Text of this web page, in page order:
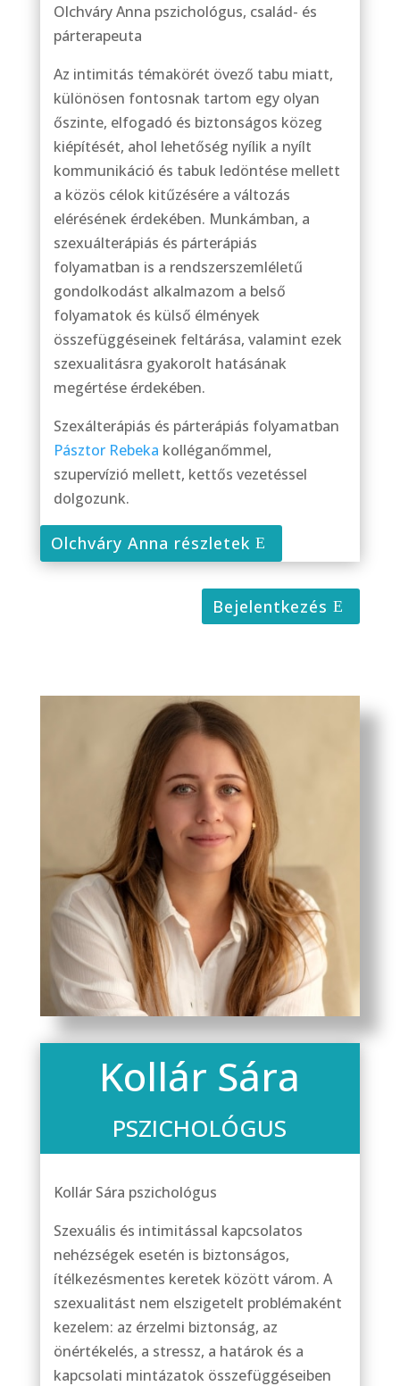
Olchváry Anna pszichológus, család- és
párterapeuta
Az intimitás témakörét övező tabu miatt,
különösen fontosnak tartom egy olyan
őszinte, elfogadó és biztonságos közeg
kiépítését, ahol lehetőség nyílik a nyílt
kommunikáció és tabuk ledöntése mellett
a közös célok kitűzésére a változás
elérésének érdekében. Munkámban, a
szexuálterápiás és párterápiás
folyamatban is a rendszerszemléletű
gondolkodást alkalmazom a belső
folyamatok és külső élmények
összefüggéseinek feltárása, valamint ezek
szexualitásra gyakorolt hatásának
megértése érdekében.
Szexálterápiás és párterápiás folyamatban
Pásztor Rebeka kolléganőmmel,
szupervízió mellett, kettős vezetéssel
dolgozunk.
Olchváry Anna részletek
Bejelentkezés
Kollár Sára
PSZICHOLÓGUS
Kollár Sára pszichológus
Szexuális és intimitással kapcsolatos
nehézségek esetén is biztonságos,
ítélkezésmentes keretek között várom. A
szexualitást nem elszigetelt problémaként
kezelem: az érzelmi biztonság, az
önértékelés, a stressz, a határok és a
kapcsolati mintázatok összefüggéseiben